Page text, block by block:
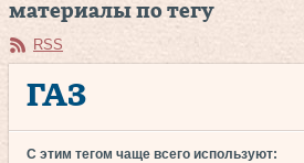
материалы по тегу
RSS
ГАЗ
С этим тегом чаще всего используют: